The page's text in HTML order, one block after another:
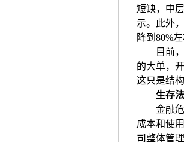
短缺，中
示。此外
降到80%左
目前，猎
的大单，
这只是结
生存法
金融危机
成本和使
司整体管